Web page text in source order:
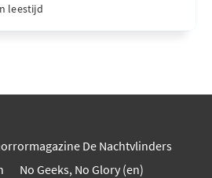
leestijd
De Nachtvlinders
No Geeks, No Glory (en)